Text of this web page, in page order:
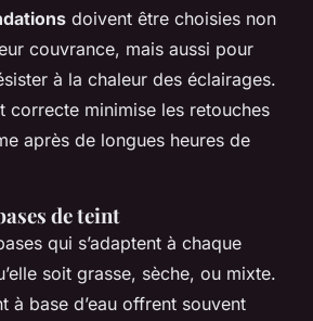
doivent être choisies non
couvrance, mais aussi pour
à la chaleur des éclairages.
correcte minimise les retouches
après de longues heures de
de teint
qui s’adaptent à chaque
soit grasse, sèche, ou mixte.
à base d’eau offrent souvent